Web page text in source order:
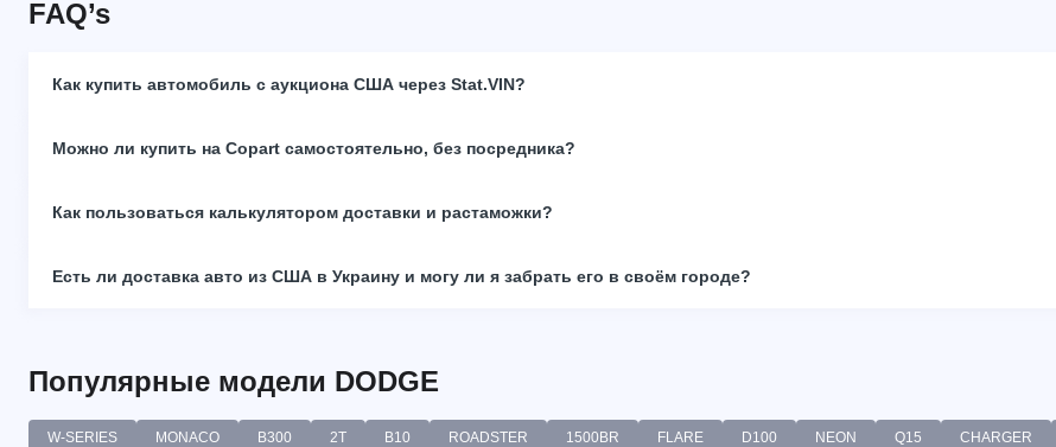
FAQ’s
Как купить автомобиль с аукциона США через Stat.VIN?
Можно ли купить на Copart самостоятельно, без посредника?
Как пользоваться калькулятором доставки и растаможки?
Есть ли доставка авто из США в Украину и могу ли я забрать его в своём городе?
Популярные модели DODGE
W-SERIES MONACO B300 2T B10 ROADSTER 1500BR FLARE D100 NEON Q15 CHARGER